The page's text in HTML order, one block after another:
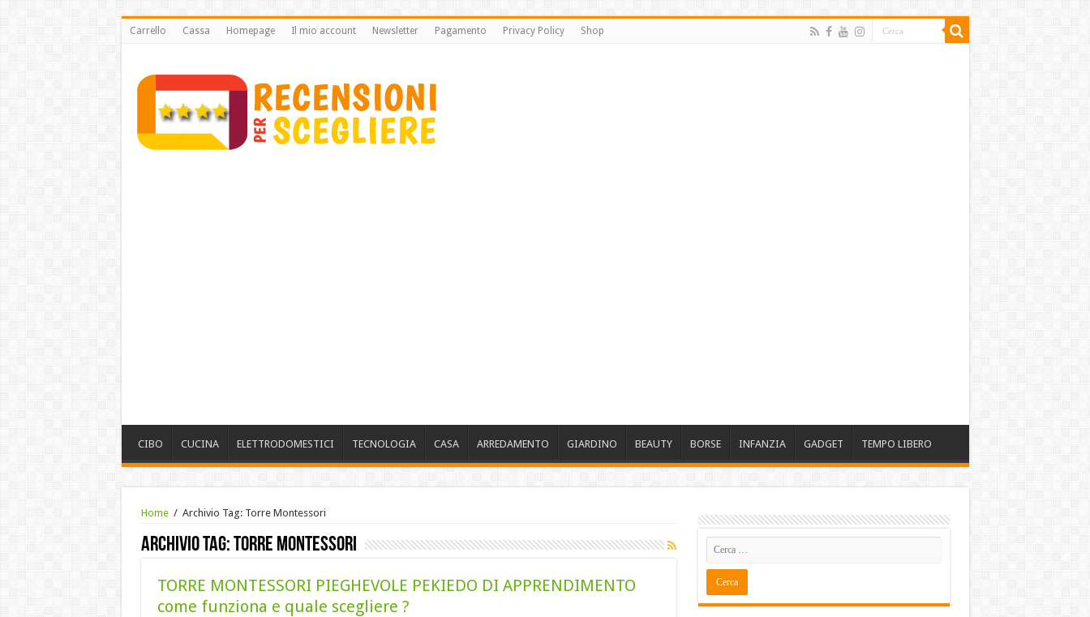
Carrello Cassa Homepage Il mio account Newsletter Pagamento Privacy Policy Shop
CIBO CUCINA ELETTRODOMESTICI TECNOLOGIA CASA ARREDAMENTO GIARDINO BEAUTY BORSE INFANZIA GADGET TEMPO LIBERO
Home / Archivio Tag: Torre Montessori
Archivio Tag:Torre Montessori
TORRE MONTESSORI PIEGHEVOLE PEKIEDO DI APPRENDIMENTO
come funziona e quale scegliere ?